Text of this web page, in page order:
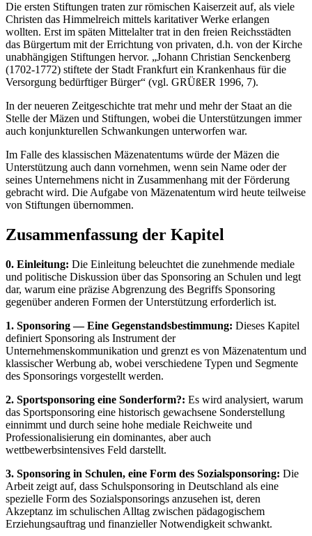
Die ersten Stiftungen traten zur römischen Kaiserzeit auf, als viele
Christen das Himmelreich mittels karitativer Werke erlangen
wollten. Erst im späten Mittelalter trat in den freien Reichsstädten
das Bürgertum mit der Errichtung von privaten, d.h. von der Kirche
unabhängigen Stiftungen hervor. „Johann Christian Senckenberg
(1702-1772) stiftete der Stadt Frankfurt ein Krankenhaus für die
Versorgung bedürftiger Bürger“ (vgl. GRÜßER 1996, 7).
In der neueren Zeitgeschichte trat mehr und mehr der Staat an die
Stelle der Mäzen und Stiftungen, wobei die Unterstützungen immer
auch konjunkturellen Schwankungen unterworfen war.
Im Falle des klassischen Mäzenatentums würde der Mäzen die
Unterstützung auch dann vornehmen, wenn sein Name oder der
seines Unternehmens nicht in Zusammenhang mit der Förderung
gebracht wird. Die Aufgabe von Mäzenatentum wird heute teilweise
von Stiftungen übernommen.
Zusammenfassung der Kapitel
0. Einleitung: Die Einleitung beleuchtet die zunehmende mediale
und politische Diskussion über das Sponsoring an Schulen und legt
dar, warum eine präzise Abgrenzung des Begriffs Sponsoring
gegenüber anderen Formen der Unterstützung erforderlich ist.
1. Sponsoring — Eine Gegenstandsbestimmung: Dieses Kapitel
definiert Sponsoring als Instrument der
Unternehmenskommunikation und grenzt es von Mäzenatentum und
klassischer Werbung ab, wobei verschiedene Typen und Segmente
des Sponsorings vorgestellt werden.
2. Sportsponsoring eine Sonderform?: Es wird analysiert, warum
das Sportsponsoring eine historisch gewachsene Sonderstellung
einnimmt und durch seine hohe mediale Reichweite und
Professionalisierung ein dominantes, aber auch
wettbewerbsintensives Feld darstellt.
3. Sponsoring in Schulen, eine Form des Sozialsponsoring: Die
Arbeit zeigt auf, dass Schulsponsoring in Deutschland als eine
spezielle Form des Sozialsponsorings anzusehen ist, deren
Akzeptanz im schulischen Alltag zwischen pädagogischem
Erziehungsauftrag und finanzieller Notwendigkeit schwankt.